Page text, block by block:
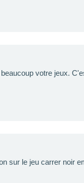
votre jeux.
sur le jeu carrer noir